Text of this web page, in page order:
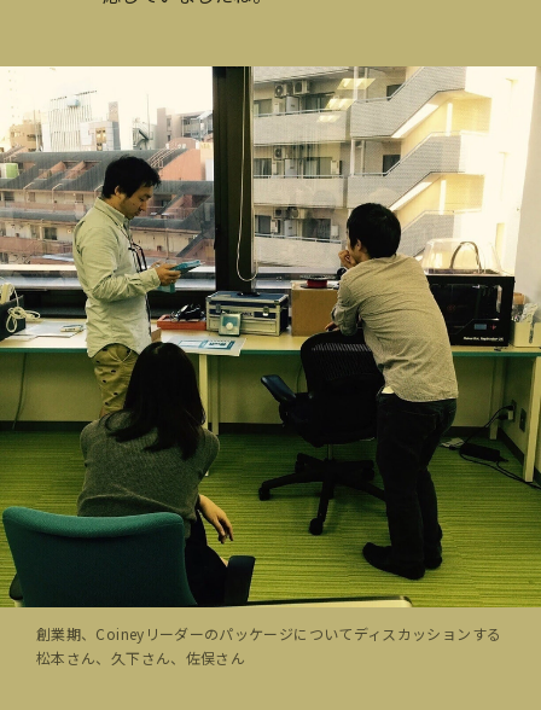
創業期、Coineyリーダーのパッケージについてディスカッションする
松本さん、久下さん、佐俣さん